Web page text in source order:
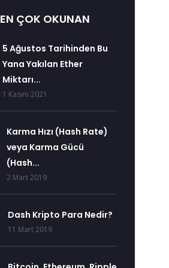
EN ÇOK OKUNAN
5 Ağustos Tarihinden Bu
Yana Yakılan Ether
Miktarı...
1 Kasım 2021
Karma Hızı (Hash Rate)
veya Karma Gücü
(Hash...
2 Mart 2019
Dash Kripto Para Nedir?
11 Mart 2019